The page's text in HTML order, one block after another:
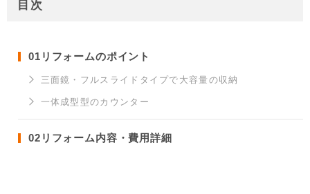
目次
01 リフォームのポイント
三面鏡・フルスライドタイプで大容量の収納
一体成型型のカウンター
02 リフォーム内容・費用詳細